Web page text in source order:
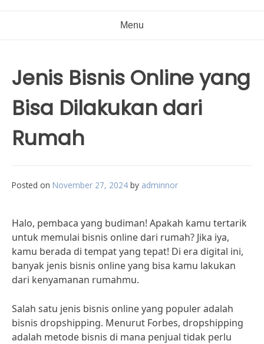
Menu
Jenis Bisnis Online yang
Bisa Dilakukan dari
Rumah
Posted on November 27, 2024 by adminnor
Halo, pembaca yang budiman! Apakah kamu tertarik
untuk memulai bisnis online dari rumah? Jika iya,
kamu berada di tempat yang tepat! Di era digital ini,
banyak jenis bisnis online yang bisa kamu lakukan
dari kenyamanan rumahmu.
Salah satu jenis bisnis online yang populer adalah
bisnis dropshipping. Menurut Forbes, dropshipping
adalah metode bisnis di mana penjual tidak perlu